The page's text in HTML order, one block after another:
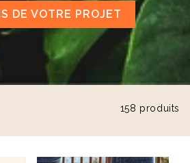
DE VOTRE PROJET
158 produits